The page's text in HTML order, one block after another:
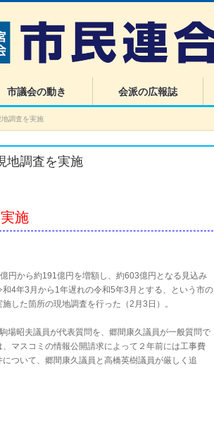
市議会の動き 会派の広報誌
地調査を実施
地調査を実施
施
円から約191億円を増額し、約603億円となる見込み
4年3月から1年遅れの令和5年3月とする、という市の
した箇所の現地調査を行った（2月3日）。
場昭夫議員が代表質問を、郷間康久議員が一般質問で
マスコミの情報公開請求によって２年前には工事費
ついて、郷間康久議員と高橋英樹議員が厳しく追